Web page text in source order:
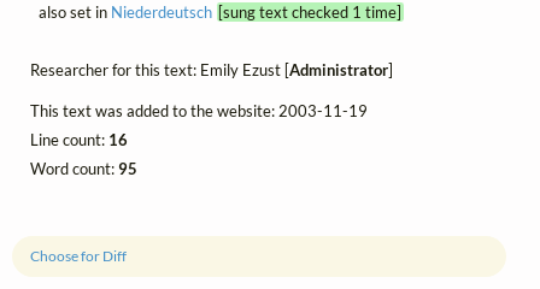
Choose for Diff
also set in Niederdeutsch [sung text checked 1 time]
Researcher for this text: Emily Ezust [Administrator]
This text was added to the website: 2003-11-19
Line count: 16
Word count:95